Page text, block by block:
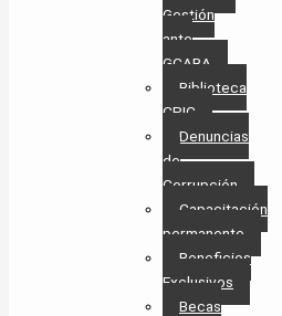
Gestión
ante
GCABA
Biblioteca
CPIC
Denuncias
de
Corrupción
Capacitación
permanente
Beneficios
Exclusivos
Becas